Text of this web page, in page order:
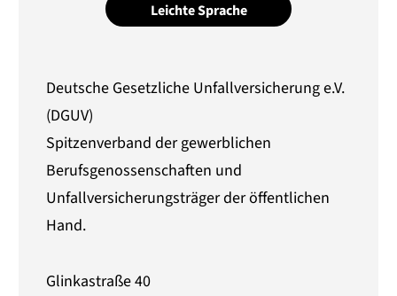
Leichte Sprache
Deutsche Gesetzliche Unfallversicherung e.V.
(DGUV)
Spitzenverband der gewerblichen
Berufsgenossenschaften und
Unfallversicherungsträger der öffentlichen
Hand.
Glinkastraße 40